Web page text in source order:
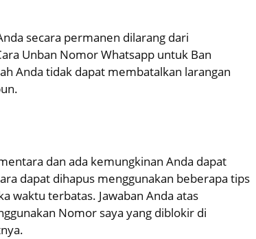
secara permanen dilarang dari
Unban Nomor Whatsapp untuk Ban
Anda tidak dapat membatalkan larangan
dan ada kemungkinan Anda dapat
dapat dihapus menggunakan beberapa tips
waktu terbatas. Jawaban Anda atas
Nomor saya yang diblokir di